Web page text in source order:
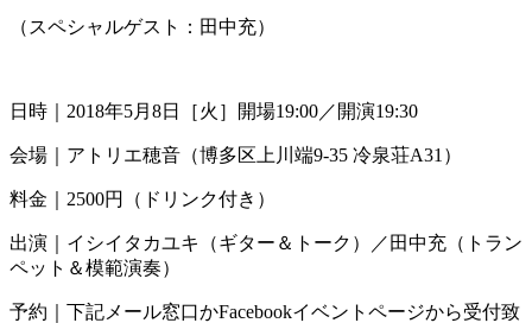
（スペシャルゲスト：田中充）
日時｜2018年5月8日［火］開場19:00／開演19:30
会場｜アトリエ穂音（博多区上川端9-35 冷泉荘A31）
料金｜2500円（ドリンク付き）
出演｜イシイタカユキ（ギター＆トーク）／田中充（トラン
ペット＆模範演奏）
予約｜下記メール窓口かFacebookイベントページから受付致